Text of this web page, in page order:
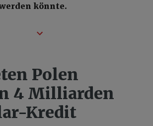
könnte.
Polen
4 Milliarden
Kredit